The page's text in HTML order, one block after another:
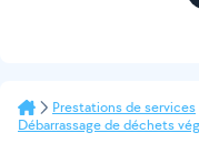
Prestations de services
Débarrassage de déchets